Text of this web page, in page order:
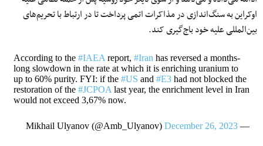
اوکراین به سنگ‌اندازی در مذاکرات اتمی پرداخت تا در ارتباط با تحریم‌های
بین‌المللی علیه خود باج‌گیری کند.
According to the #IAEA report, #Iran has reversed a months-
long slowdown in the rate at which it is enriching uranium to
up to 60% purity. FYI: if the #US and #E3had not blocked the
restoration of the #JCPOA last year, the enrichment level in Iran
would not exceed 3,67% now.
— Mikhail Ulyanov (@Amb_Ulyanov)
December 26, 2023